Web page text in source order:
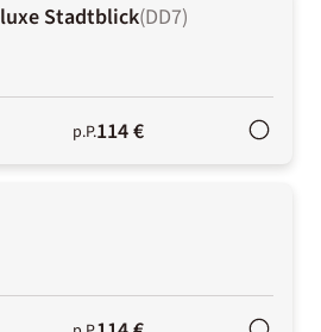
Stadtblick(DD7)
p.P.114 €